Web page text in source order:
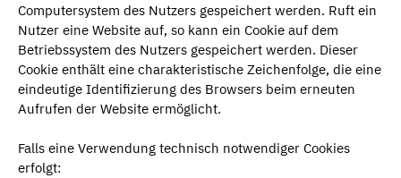
Computersystem des Nutzers gespeichert werden. Ruft ein
Nutzer eine Website auf, so kann ein Cookie auf dem
Betriebssystem des Nutzers gespeichert werden. Dieser
Cookie enthält eine charakteristische Zeichenfolge, die eine
eindeutige Identifizierung des Browsers beim erneuten
Aufrufen der Website ermöglicht.
Falls eine Verwendung technisch notwendiger Cookies
erfolgt: